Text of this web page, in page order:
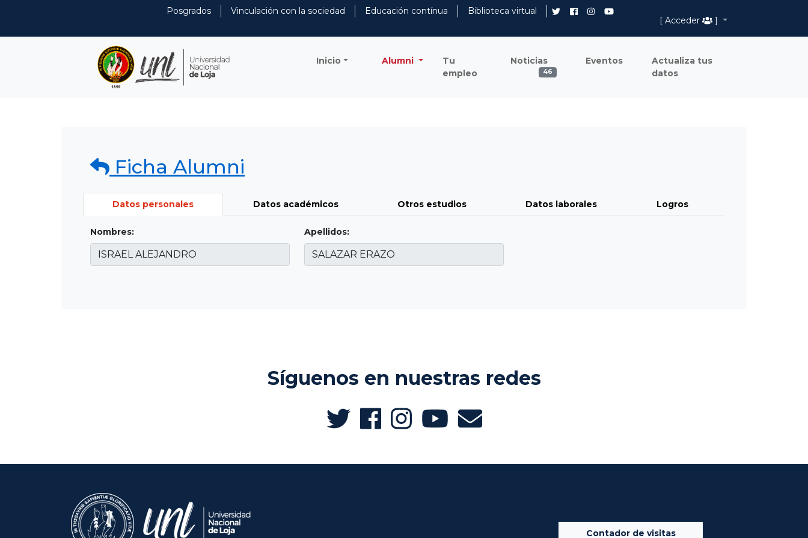
Posgrados Vinculación con la sociedad Educación contínua
Biblioteca virtual
[ Acceder
]
Inicio Alumni
Tu
empleo
Noticias
46
Eventos
Actualiza tus
datos
Ficha Alumni
Datos personales Datos académicos Otros estudios Datos laborales Logros
Nombres: Apellidos:
Síguenos en nuestras redes
Contador de visitas